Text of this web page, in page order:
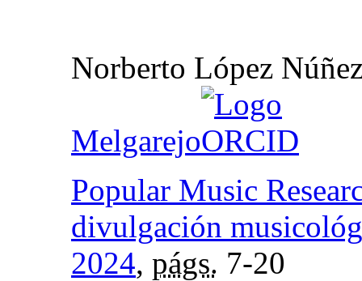
Norberto López
Melgarejo
Popular Music
divulgación
2024, págs. 7-20